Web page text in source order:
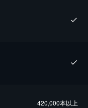
420,000本以上